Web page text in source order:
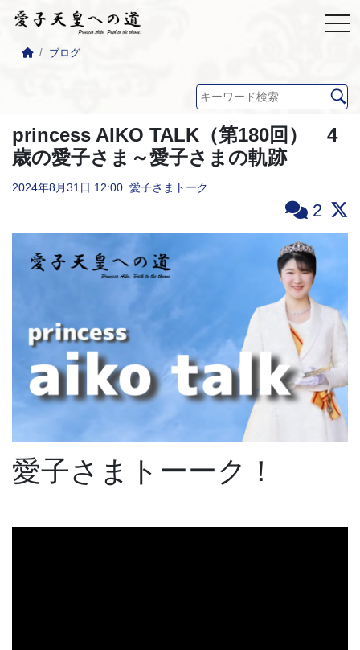
ブログ
princess AIKO TALK（第180回） 4
歳の愛子さま～愛子さまの軌跡
2024年8月31日 12:00 愛子さまトーク
2
愛子さまトーーク！